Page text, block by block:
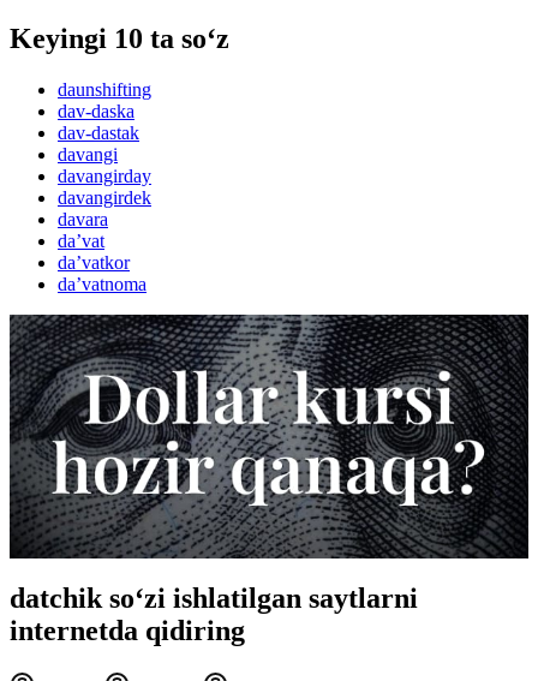
Keyingi 10 ta so‘z
daunshifting
dav-daska
dav-dastak
davangi
davangirday
davangirdek
davara
daʼvat
daʼvatkor
daʼvatnoma
datchik so‘zi ishlatilgan saytlarni
internetda qidiring